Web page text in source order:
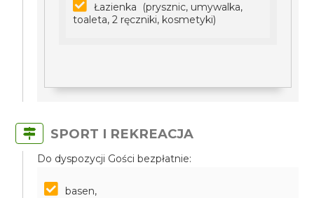
Łazienka (prysznic, umywalka,
toaleta, 2 ręczniki, kosmetyki)
SPORT I REKREACJA
Do dyspozycji Gości bezpłatnie:
basen,